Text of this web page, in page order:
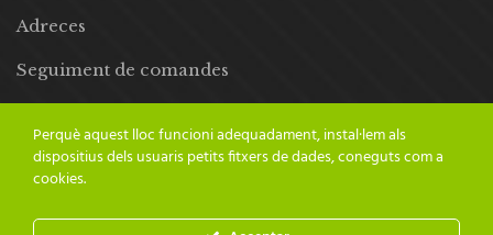
Adreces
Seguiment de comandes
Perquè aquest lloc funcioni adequadament, instal·lem als
dispositius dels usuaris petits fitxers de dades, coneguts com a
cookies.